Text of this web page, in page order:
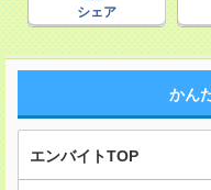
シェア
かん
エンバイトTOP